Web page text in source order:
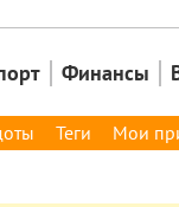
Финансы
Теги Мои